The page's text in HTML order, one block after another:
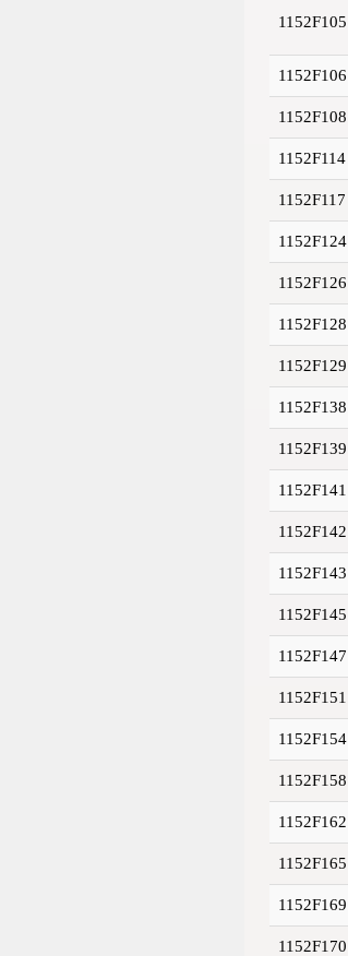
1152F105
1152F106
1152F108
1152F114
1152F117
1152F124
1152F126
1152F128
1152F129
1152F138
1152F139
1152F141
1152F142
1152F143
1152F145
1152F147
1152F151
1152F154
1152F158
1152F162
1152F165
1152F169
1152F170